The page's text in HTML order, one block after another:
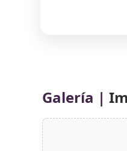
Galería |